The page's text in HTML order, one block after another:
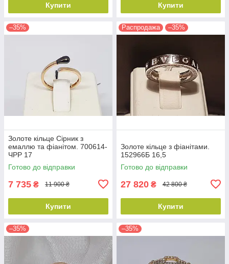
Купити Купити
–35%
Золоте кільце Сірник з
емаллю та фіанітом. 700614-
ЧРР 17
Готово до відправки
7 735 ₴ 11 900 ₴
Купити
Распродажа –35%
Золоте кільце з фіанітами.
152966Б 16,5
Готово до відправки
27 820 ₴ 42 800 ₴
Купити
–35% –35%